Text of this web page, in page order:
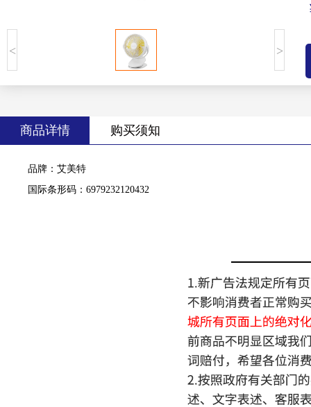
< >
商品详情 购买须知
品牌：艾美特
国际条形码：6979232120432